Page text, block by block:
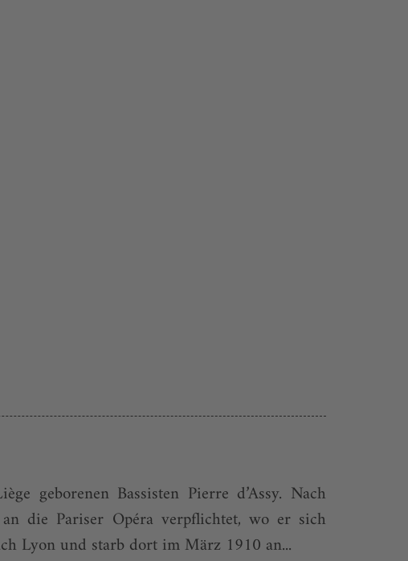
geborenen Bassisten Pierre d’Assy. Nach
die Pariser Opéra verpflichtet, wo er sich
Lyon und starb dort im März 1910 an...